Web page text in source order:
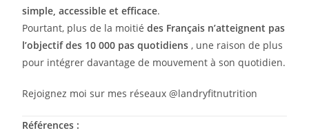
simple, accessible et efficace.
Pourtant, plus de la moitié des Français n’atteignent pas
l’objectif des 10 000 pas quotidiens , une raison de plus
pour intégrer davantage de mouvement à son quotidien.
Rejoignez moi sur mes réseaux @landryfitnutrition
Références :